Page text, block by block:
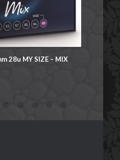
28u MY SIZE – MIX